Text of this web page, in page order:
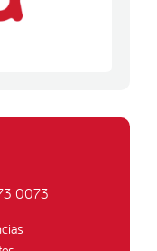
0073